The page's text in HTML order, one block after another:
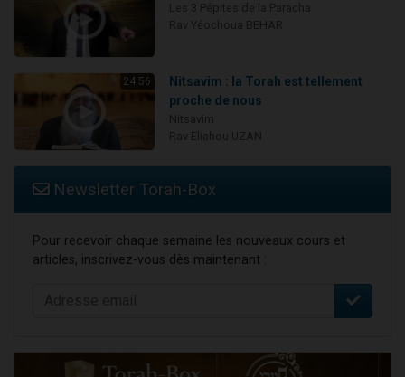
24:56
Nitsavim : la Torah est tellement
proche de nous
Newsletter Torah-Box
Pour recevoir chaque semaine les nouveaux cours et
articles, inscrivez-vous dès maintenant :